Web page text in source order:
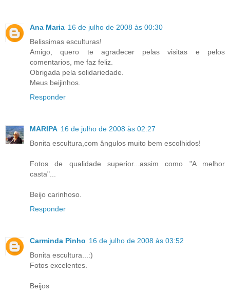
Ana Maria 16 de julho de 2008 às 00:30
Belissimas esculturas!
Amigo, quero te agradecer pelas visitas e pelos
comentarios, me faz feliz.
Obrigada pela solidariedade.
Meus beijinhos.
Responder
MARIPA 16 de julho de 2008 às 02:27
Bonita escultura,com ângulos muito bem escolhidos!
Fotos de qualidade superior...assim como "A melhor
casta"...
Beijo carinhoso.
Responder
Carminda Pinho 16 de julho de 2008 às 03:52
Bonita escultura...:)
Fotos excelentes.
Beijos